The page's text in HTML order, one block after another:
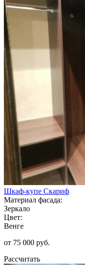
Шкаф-купе Скариф
Материал фасада:
Зеркало
Цвет:
Венге
от 75 000 руб.
Рассчитать